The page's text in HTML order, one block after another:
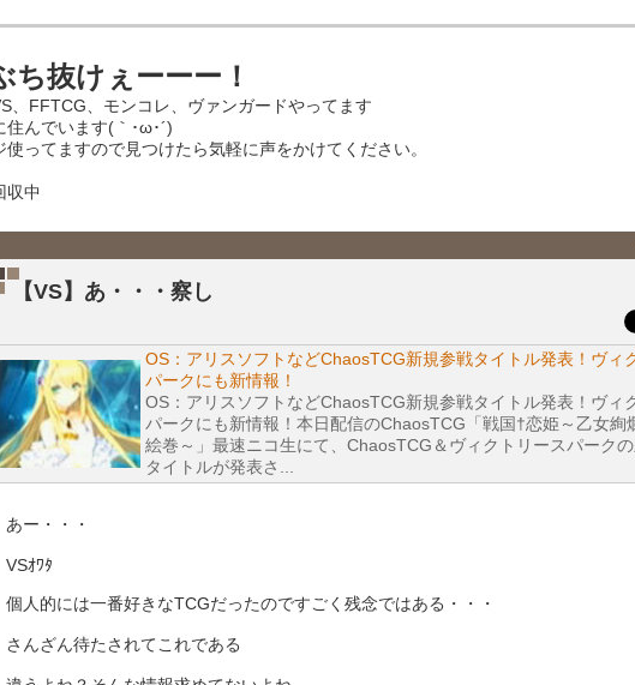
ち抜けぇーーー！
、FFTCG、モンコレ、ヴァンガードやってます
住んでいます(｀･ω･´)
ってますので見つけたら気軽に声をかけてください。
収中
【VS】あ・・・察し
OS：アリスソフトなどChaosTCG新規参戦タイトル発表！ヴィ
パークにも新情報！
OS：アリスソフトなどChaosTCG新規参戦タイトル発表！ヴィ
パークにも新情報！本日配信のChaosTCG「戦国†恋姫～乙女
絵巻～」最速ニコ生にて、ChaosTCG＆ヴィクトリースパーク
タイトルが発表さ...
あー・・・
VSｵﾜﾀ
個人的には一番好きなTCGだったのですごく残念ではある・・・
さんざん待たされてこれである